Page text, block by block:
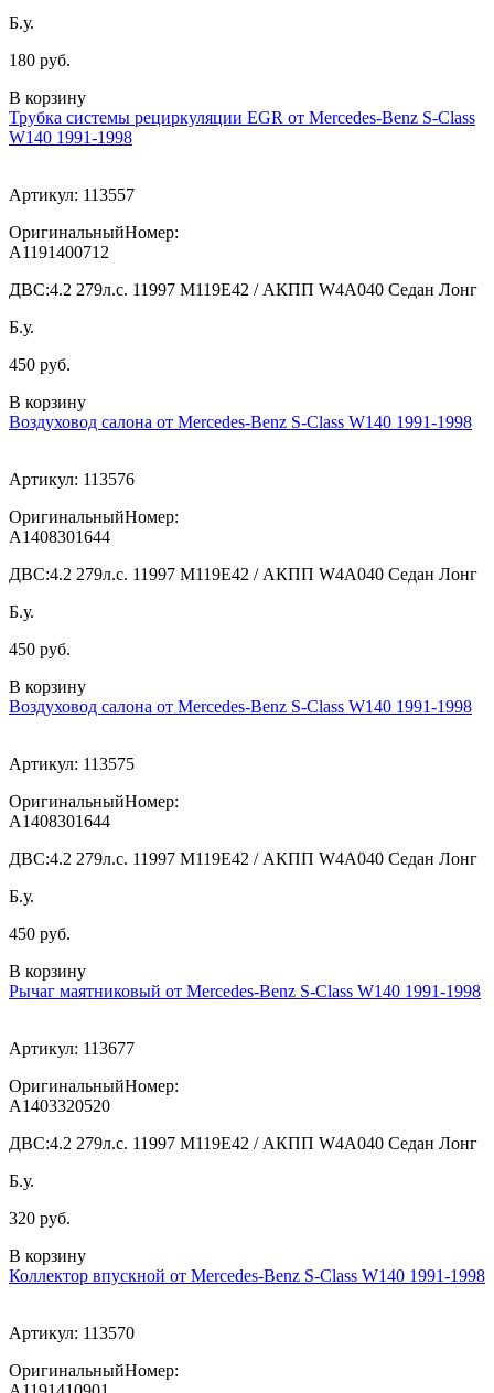
Б.у.
180 руб.
В корзину
Трубка системы рециркуляции EGR от Mercedes-Benz S-Class
W140 1991-1998
Артикул: 113557
ОригинальныйНомер:
A1191400712
ДВС:4.2 279л.с. 11997 M119E42 / АКПП W4A040 Седан Лонг
Б.у.
450 руб.
В корзину
Воздуховод салона от Mercedes-Benz S-Class W140 1991-1998
Артикул: 113576
ОригинальныйНомер:
A1408301644
ДВС:4.2 279л.с. 11997 M119E42 / АКПП W4A040 Седан Лонг
Б.у.
450 руб.
В корзину
Воздуховод салона от Mercedes-Benz S-Class W140 1991-1998
Артикул: 113575
ОригинальныйНомер:
A1408301644
ДВС:4.2 279л.с. 11997 M119E42 / АКПП W4A040 Седан Лонг
Б.у.
450 руб.
В корзину
Рычаг маятниковый от Mercedes-Benz S-Class W140 1991-1998
Артикул: 113677
ОригинальныйНомер:
A1403320520
ДВС:4.2 279л.с. 11997 M119E42 / АКПП W4A040 Седан Лонг
Б.у.
320 руб.
В корзину
Коллектор впускной от Mercedes-Benz S-Class W140 1991-1998
Артикул: 113570
ОригинальныйНомер: